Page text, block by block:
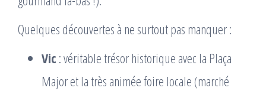
Quelques découvertes à ne surtout pas manquer :
Vic : véritable trésor historique avec la Plaça
Major et la très animée foire locale (marché